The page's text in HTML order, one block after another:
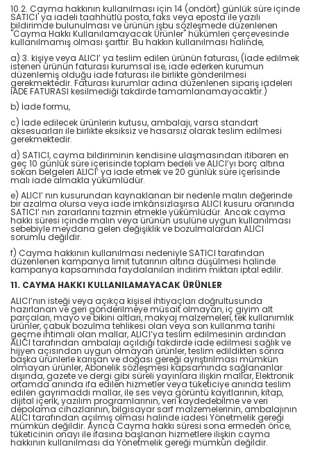
10.2. Cayma hakkının kullanılması için 14 (ondört) günlük süre içinde
SATICI' ya iadeli taahhütlü posta, faks veya eposta ile yazılı
bildirimde bulunulması ve ürünün işbu sözleşmede düzenlenen
"Cayma Hakkı Kullanılamayacak Ürünler" hükümleri çerçevesinde
kullanılmamış olması şarttır. Bu hakkın kullanılması halinde,
a) 3. kişiye veya ALICI’ ya teslim edilen ürünün faturası, (İade edilmek
istenen ürünün faturası kurumsal ise, iade ederken kurumun
düzenlemiş olduğu iade faturası ile birlikte gönderilmesi
gerekmektedir. Faturası kurumlar adına düzenlenen sipariş iadeleri
İADE FATURASI kesilmediği takdirde tamamlanamayacaktır.)
b) İade formu,
c) İade edilecek ürünlerin kutusu, ambalajı, varsa standart
aksesuarları ile birlikte eksiksiz ve hasarsız olarak teslim edilmesi
gerekmektedir.
d) SATICI, cayma bildiriminin kendisine ulaşmasından itibaren en
geç 10 günlük süre içerisinde toplam bedeli ve ALICI’yı borç altına
sokan belgeleri ALICI’ ya iade etmek ve 20 günlük süre içerisinde
malı iade almakla yükümlüdür.
e) ALICI’ nın kusurundan kaynaklanan bir nedenle malın değerinde
bir azalma olursa veya iade imkânsızlaşırsa ALICI kusuru oranında
SATICI’ nın zararlarını tazmin etmekle yükümlüdür. Ancak cayma
hakkı süresi içinde malın veya ürünün usulüne uygun kullanılması
sebebiyle meydana gelen değişiklik ve bozulmalardan ALICI
sorumlu değildir.
f) Cayma hakkının kullanılması nedeniyle SATICI tarafından
düzenlenen kampanya limit tutarının altına düşülmesi halinde
kampanya kapsamında faydalanılan indirim miktarı iptal edilir.
11. CAYMA HAKKI KULLANILAMAYACAK ÜRÜNLER
ALICI’nın isteği veya açıkça kişisel ihtiyaçları doğrultusunda
hazırlanan ve geri gönderilmeye müsait olmayan, iç giyim alt
parçaları, mayo ve bikini altları, makyaj malzemeleri, tek kullanımlık
ürünler, çabuk bozulma tehlikesi olan veya son kullanma tarihi
geçme ihtimali olan mallar, ALICI’ya teslim edilmesinin ardından
ALICI tarafından ambalajı açıldığı takdirde iade edilmesi sağlık ve
hijyen açısından uygun olmayan ürünler, teslim edildikten sonra
başka ürünlerle karışan ve doğası gereği ayrıştırılması mümkün
olmayan ürünler, Abonelik sözleşmesi kapsamında sağlananlar
dışında, gazete ve dergi gibi süreli yayınlara ilişkin mallar, Elektronik
ortamda anında ifa edilen hizmetler veya tüketiciye anında teslim
edilen gayrimaddi mallar, ile ses veya görüntü kayıtlarının, kitap,
dijital içerik, yazılım programlarının, veri kaydedebilme ve veri
depolama cihazlarının, bilgisayar sarf malzemelerinin, ambalajının
ALICI tarafından açılmış olması halinde iadesi Yönetmelik gereği
mümkün değildir. Ayrıca Cayma hakkı süresi sona ermeden önce,
tüketicinin onayı ile ifasına başlanan hizmetlere ilişkin cayma
hakkının kullanılması da Yönetmelik gereği mümkün değildir.